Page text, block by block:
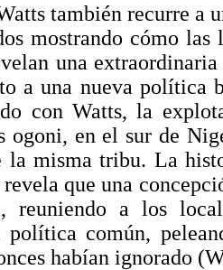
también recurre a
mostrando cómo
una
a una nueva política
con Watts, la
ogoni, en el sur de
la misma tribu. La
que una
reuniendo a los
política común,
habían ignorado